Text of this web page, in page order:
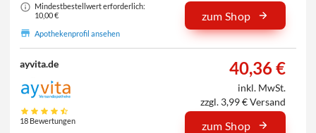
Mindestbestellwert erforderlich:
10,00 €
Apothekenprofil ansehen
zum Shop
ayvita.de
18 Bewertungen
40,36 €
inkl. MwSt.
zzgl. 3,99 € Versand
zum Shop